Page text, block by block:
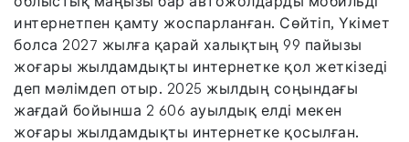
интернетпен қамту жоспарланған. Сөйтіп, Үкімет
болса 2027 жылға қарай халықтың 99 пайызы
жоғары жылдамдықты интернетке қол жеткізеді
деп мәлімдеп отыр. 2025 жылдың соңындағы
жағдай бойынша 2 606 ауылдық елді мекен
жоғары жылдамдықты интернетке қосылған.